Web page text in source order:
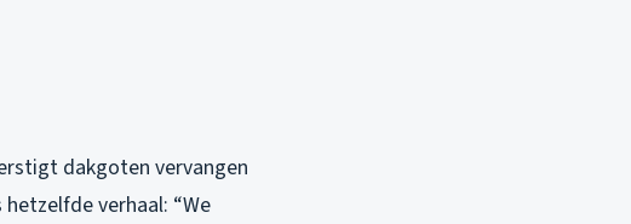
dakgoten vervangen
verhaal: “We